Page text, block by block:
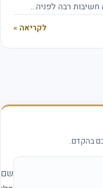
רבה לפניה…
לקריאה »
בהקדם.
שם